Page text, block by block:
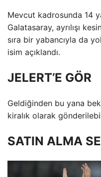
Mevcut kadrosunda 14
Galatasaray, ayrılışı
sıra bir yabancıyla da
isim açıklandı.
JELERT’E GÖR
Geldiğinden bu yana
kiralık olarak
SATIN ALMA